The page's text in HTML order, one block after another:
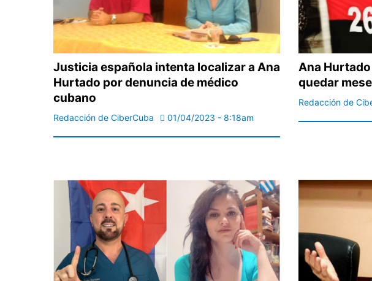
Justicia española intenta localizar a Ana
Hurtado por denuncia de médico
cubano
Redacción de CiberCuba 01/04/2023 - 8:18am
Ana Hurtado
quedar
Redacción de